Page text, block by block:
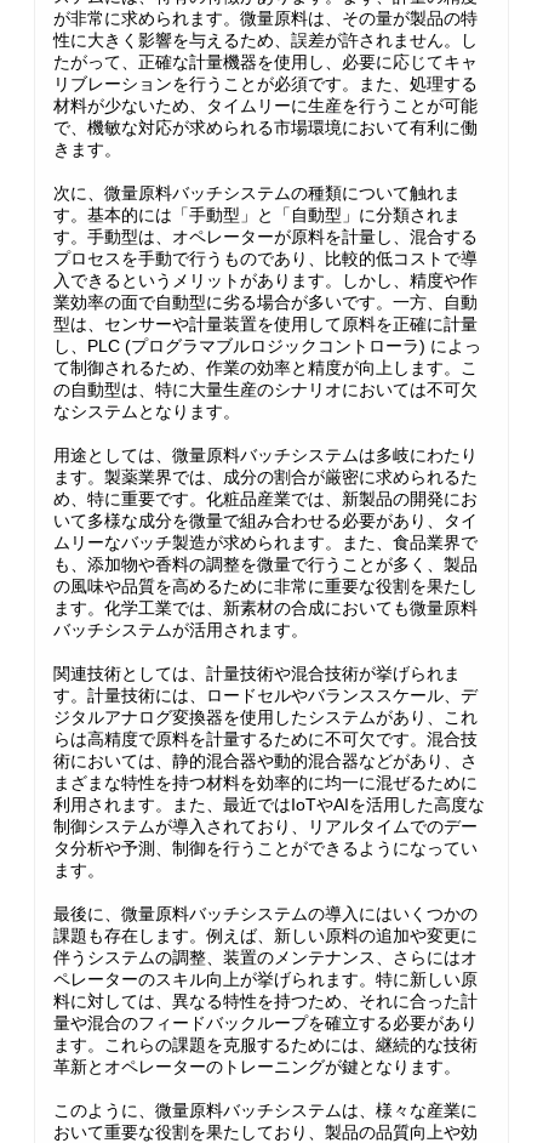
が非常に求められます。微量原料は、その量が製品の特
性に大きく影響を与えるため、誤差が許されません。し
たがって、正確な計量機器を使用し、必要に応じてキャ
リブレーションを行うことが必須です。また、処理する
材料が少ないため、タイムリーに生産を行うことが可能
で、機敏な対応が求められる市場環境において有利に働
きます。
次に、微量原料バッチシステムの種類について触れま
す。基本的には「手動型」と「自動型」に分類されま
す。手動型は、オペレーターが原料を計量し、混合する
プロセスを手動で行うものであり、比較的低コストで導
入できるというメリットがあります。しかし、精度や作
業効率の面で自動型に劣る場合が多いです。一方、自動
型は、センサーや計量装置を使用して原料を正確に計量
し、PLC (プログラマブルロジックコントローラ) によっ
て制御されるため、作業の効率と精度が向上します。こ
の自動型は、特に大量生産のシナリオにおいては不可欠
なシステムとなります。
用途としては、微量原料バッチシステムは多岐にわたり
ます。製薬業界では、成分の割合が厳密に求められるた
め、特に重要です。化粧品産業では、新製品の開発にお
いて多様な成分を微量で組み合わせる必要があり、タイ
ムリーなバッチ製造が求められます。また、食品業界で
も、添加物や香料の調整を微量で行うことが多く、製品
の風味や品質を高めるために非常に重要な役割を果たし
ます。化学工業では、新素材の合成においても微量原料
バッチシステムが活用されます。
関連技術としては、計量技術や混合技術が挙げられま
す。計量技術には、ロードセルやバランススケール、デ
ジタルアナログ変換器を使用したシステムがあり、これ
らは高精度で原料を計量するために不可欠です。混合技
術においては、静的混合器や動的混合器などがあり、さ
まざまな特性を持つ材料を効率的に均一に混ぜるために
利用されます。また、最近ではIoTやAIを活用した高度な
制御システムが導入されており、リアルタイムでのデー
タ分析や予測、制御を行うことができるようになってい
ます。
最後に、微量原料バッチシステムの導入にはいくつかの
課題も存在します。例えば、新しい原料の追加や変更に
伴うシステムの調整、装置のメンテナンス、さらにはオ
ペレーターのスキル向上が挙げられます。特に新しい原
料に対しては、異なる特性を持つため、それに合った計
量や混合のフィードバックループを確立する必要があり
ます。これらの課題を克服するためには、継続的な技術
革新とオペレーターのトレーニングが鍵となります。
このように、微量原料バッチシステムは、様々な産業に
おいて重要な役割を果たしており、製品の品質向上や効